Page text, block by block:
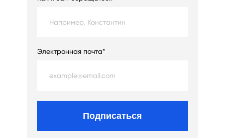
Электронная почта*
Подписаться